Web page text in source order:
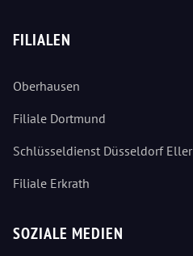
FILIALEN
Oberhausen
Filiale Dortmund
Schlüsseldienst Düsseldorf Eller
Filiale Erkrath
SOZIALE MEDIEN